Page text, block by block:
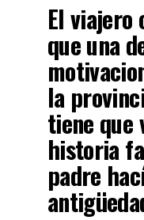
El viajero
que una
la
tiene que
historia
padre